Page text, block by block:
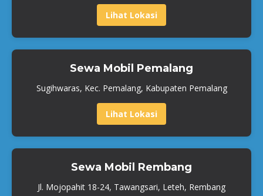
Lihat Lokasi
Sewa Mobil Pemalang
Sugihwaras, Kec. Pemalang, Kabupaten Pemalang
Lihat Lokasi
Sewa Mobil Rembang
Jl. Mojopahit 18-24, Tawangsari, Leteh, Rembang